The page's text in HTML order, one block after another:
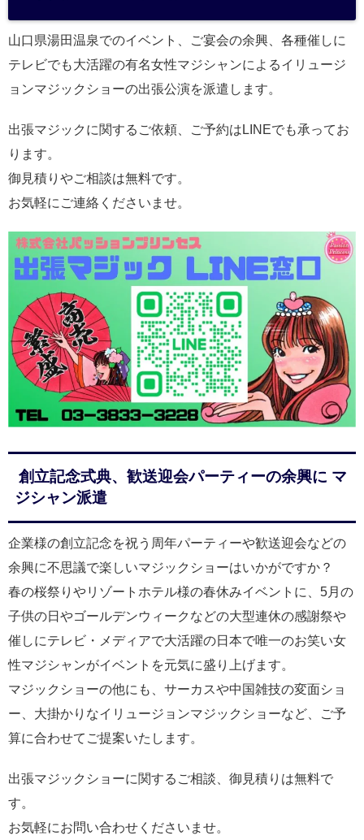
山口県湯田温泉でのイベント、ご宴会の余興、各種催しに
テレビでも大活躍の有名女性マジシャンによるイリュージ
ョンマジックショーの出張公演を派遣します。
出張マジックに関するご依頼、ご予約はLINEでも承ってお
ります。
御見積りやご相談は無料です。
お気軽にご連絡くださいませ。
創立記念式典、歓送迎会パーティーの余興に マ
ジシャン派遣
企業様の創立記念を祝う周年パーティーや歓送迎会などの
余興に不思議で楽しいマジックショーはいかがですか？
春の桜祭りやリゾートホテル様の春休みイベントに、5月の
子供の日やゴールデンウィークなどの大型連休の感謝祭や
催しにテレビ・メディアで大活躍の日本で唯一のお笑い女
性マジシャンがイベントを元気に盛り上げます。
マジックショーの他にも、サーカスや中国雑技の変面ショ
ー、大掛かりなイリュージョンマジックショーなど、ご予
算に合わせてご提案いたします。
出張マジックショーに関するご相談、御見積りは無料で
す。
お気軽にお問い合わせくださいませ。